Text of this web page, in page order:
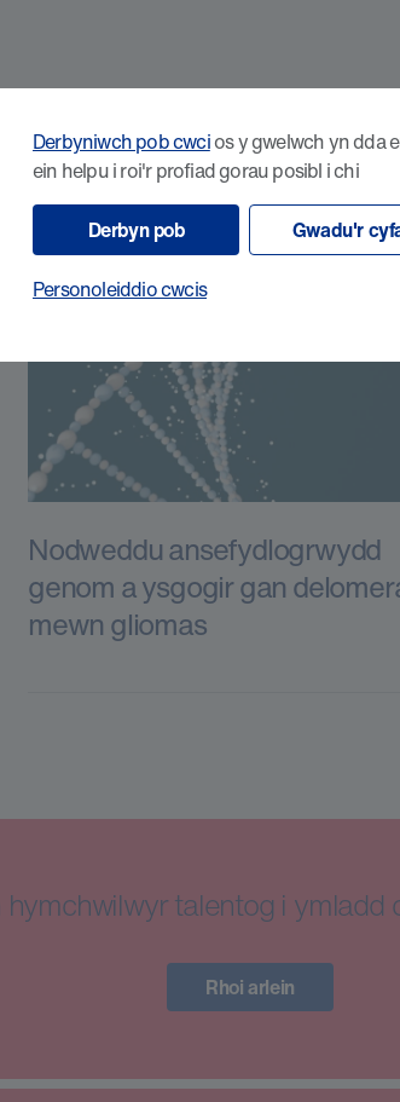
Derbyniwch pob cwcios y gwelwch yn dda
ein helpu i roi'r profiad gorau posibl i chi
Derbyn pob Gwadu'r
Personoleiddio cwcis
Nodweddu ansefydlogrwydd
genom a ysgogir gan
mewn gliomas
hymchwilwyr talentog i ymladd
Rhoi arlein